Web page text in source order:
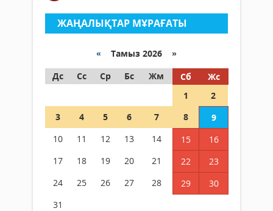
ЖАҢАЛЫҚТАР МҰРАҒАТЫ
« Тамыз 2026 »
Дс
Сс Ср Бс Жм Сб
Жс
1
2
3
4 5 6 7 8
9
10
11 12 13 14 15
16
17
18 19 20 21 22
23
24
25 26 27 28 29
30
31